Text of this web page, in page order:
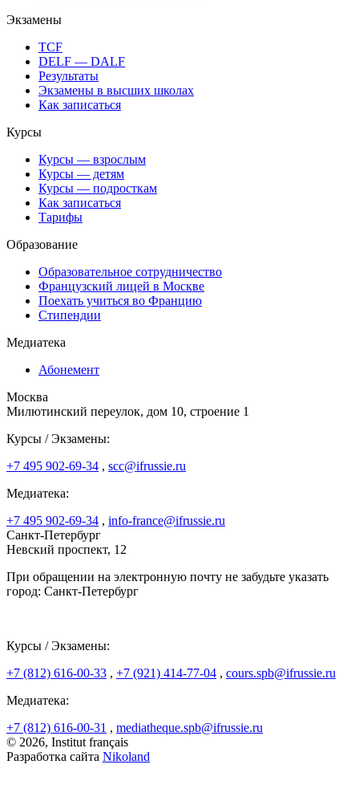
Экзамены
TCF
DELF — DALF
Результаты
Экзамены в высших школах
Как записаться
Курсы
Курсы — взрослым
Курсы — детям
Курсы — подросткам
Как записаться
Тарифы
Образование
Образовательное сотрудничество
Французский лицей в Москве
Поехать учиться во Францию
Стипендии
Медиатека
Абонемент
Москва
Милютинский переулок, дом 10, строение 1
Курсы / Экзамены:
+7 495 902-69-34 , scc@ifrussie.ru
Медиатека:
+7 495 902-69-34 , info-france@ifrussie.ru
Санкт-Петербург
Невский проспект, 12
При обращении на электронную почту не забудьте указать
город: Санкт-Петербург
Курсы / Экзамены:
+7 (812) 616-00-33 , +7 (921) 414-77-04 , cours.spb@ifrussie.ru
Медиатека:
+7 (812) 616-00-31 , mediatheque.spb@ifrussie.ru
© 2026, Institut français
Разработка сайта Nikoland